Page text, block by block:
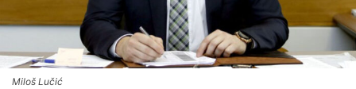
Miloš Lučić